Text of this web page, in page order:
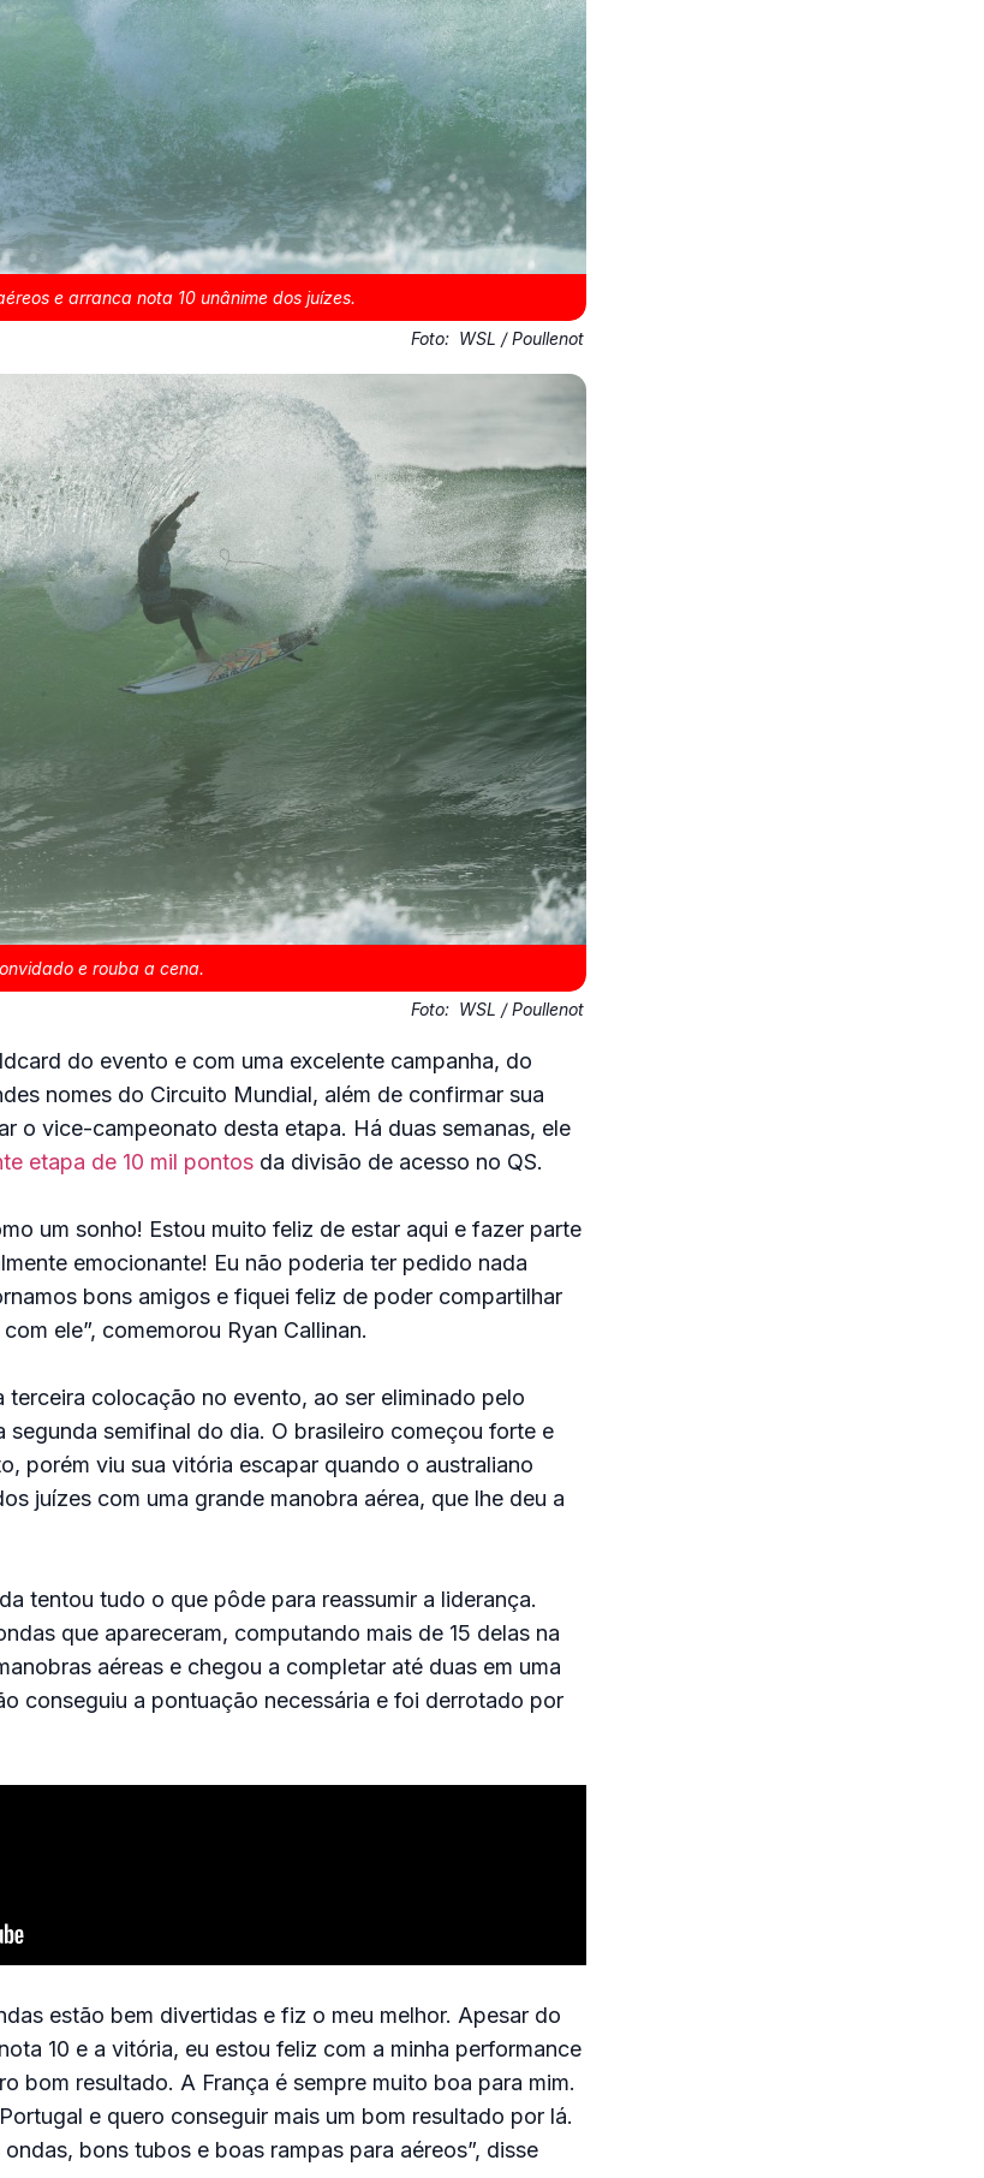
e arranca nota 10 unânime dos juízes.
Foto: WSL / Poullenot
e rouba a cena.
Foto: WSL / Poullenot
do evento e com uma excelente campanha, do
nomes do Circuito Mundial, além de confirmar sua
o vice-campeonato desta etapa. Há duas semanas, ele
etapa de 10 mil pontosda divisão de acesso no QS.
um sonho! Estou muito feliz de estar aqui e fazer parte
emocionante! Eu não poderia ter pedido nada
bons amigos e fiquei feliz de poder compartilhar
ele”, comemorou Ryan Callinan.
terceira colocação no evento, ao ser eliminado pelo
segunda semifinal do dia. O brasileiro começou forte e
porém viu sua vitória escapar quando o australiano
juízes com uma grande manobra aérea, que lhe deu a
tentou tudo o que pôde para reassumir a liderança.
que apareceram, computando mais de 15 delas na
aéreas e chegou a completar até duas em uma
conseguiu a pontuação necessária e foi derrotado por
estão bem divertidas e fiz o meu melhor. Apesar do
10 e a vitória, eu estou feliz com a minha performance
bom resultado. A França é sempre muito boa para mim.
e quero conseguir mais um bom resultado por lá.
bons tubos e boas rampas para aéreos”, disse